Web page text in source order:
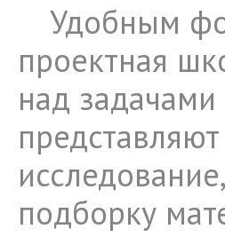
Удобным
проектная
над
подборку